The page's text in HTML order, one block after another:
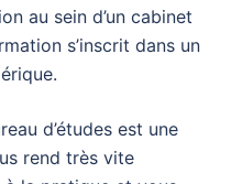
au sein d’un cabinet
s’inscrit dans un
d’études est une
rend très vite